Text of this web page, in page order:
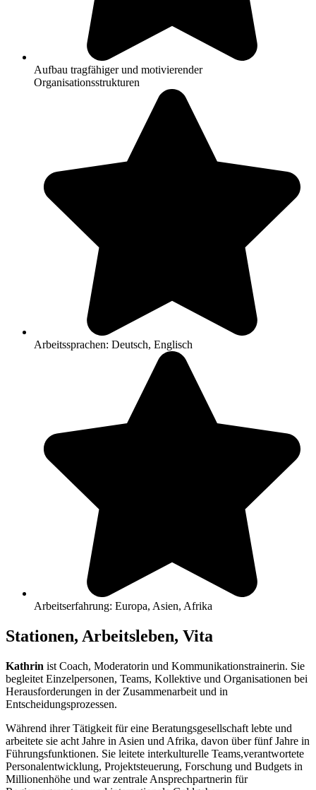
Aufbau tragfähiger und motivierender
Organisationsstrukturen
Arbeitssprachen: Deutsch, Englisch
Arbeitserfahrung: Europa, Asien, Afrika
Stationen, Arbeitsleben, Vita
Kathrin ist Coach, Moderatorin und Kommunikationstrainerin. Sie
begleitet Einzelpersonen, Teams, Kollektive und Organisationen bei
Herausforderungen in der Zusammenarbeit und in
Entscheidungsprozessen.
Während ihrer Tätigkeit für eine Beratungsgesellschaft lebte und
arbeitete sie acht Jahre in Asien und Afrika, davon über fünf Jahre in
Führungsfunktionen. Sie leitete interkulturelle Teams,verantwortete
Personalentwicklung, Projektsteuerung, Forschung und Budgets in
Millionenhöhe und war zentrale Ansprechpartnerin für